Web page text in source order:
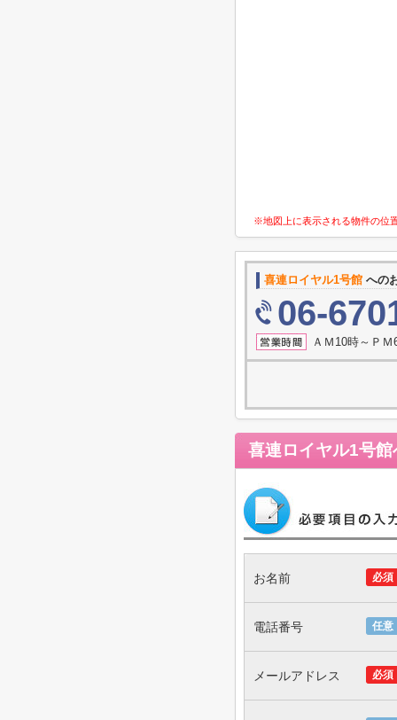
※地図上に表示される物件の位
喜連ロイヤル1号館 への
06-
ＡＭ10時～Ｐ
喜連ロイヤル1号館
必須
お名前
任意
電話番号
必須
メールアドレス